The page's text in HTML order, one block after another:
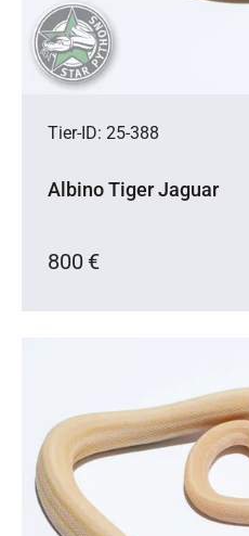
Tier-ID: 25-388
Albino Tiger Jaguar
800 €